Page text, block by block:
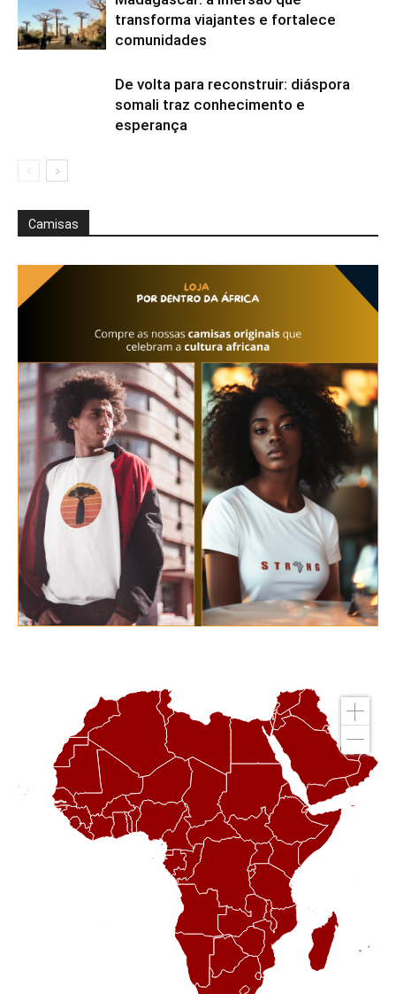
transforma viajantes e fortalece
comunidades
De volta para reconstruir: diáspora
somali traz conhecimento e
esperança
Camisas